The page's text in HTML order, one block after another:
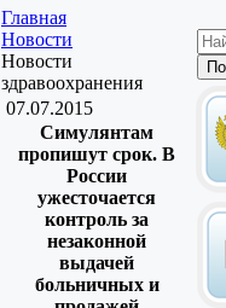
Главная
Новости
Новости
здравоохранения
07.07.2015
Симулянтам
пропишут срок. В
России
ужесточается
контроль за
незаконной
выдачей
больничных и